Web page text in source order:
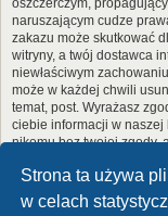
Strona ta używa
w celach
oszczerczym,
naruszającym cudze
zakazu może skutkować
witryny, a twój dostawca
niewłaściwym
może w każdej chwili
temat, post. Wyrażasz
ciebie informacji w
nikomu bez twojej zgody,
ponosi
dojść do kradzieży